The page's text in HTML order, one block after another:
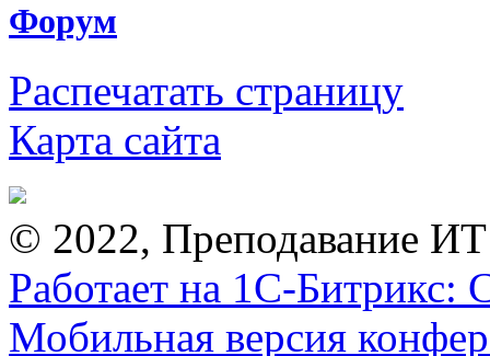
Форум
Распечатать страницу
Карта сайта
© 2022, Преподавание
Работает на 1С-Битрикс:
Мобильная версия